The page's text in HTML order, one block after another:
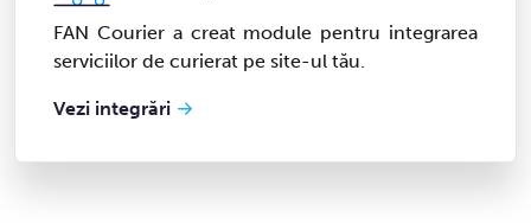
FAN Courier a creat module pentru integrarea
serviciilor de curierat pe site-ul tău.
Vezi integrări